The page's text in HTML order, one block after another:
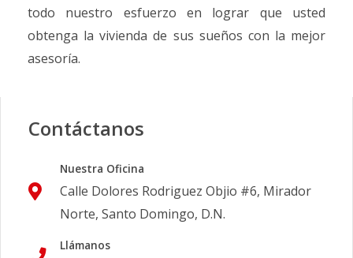
todo nuestro esfuerzo en lograr que usted
obtenga la vivienda de sus sueños con la mejor
asesoría.
Contáctanos
Nuestra Oficina
Calle Dolores Rodriguez Objio #6, Mirador
Norte, Santo Domingo, D.N.
Llámanos